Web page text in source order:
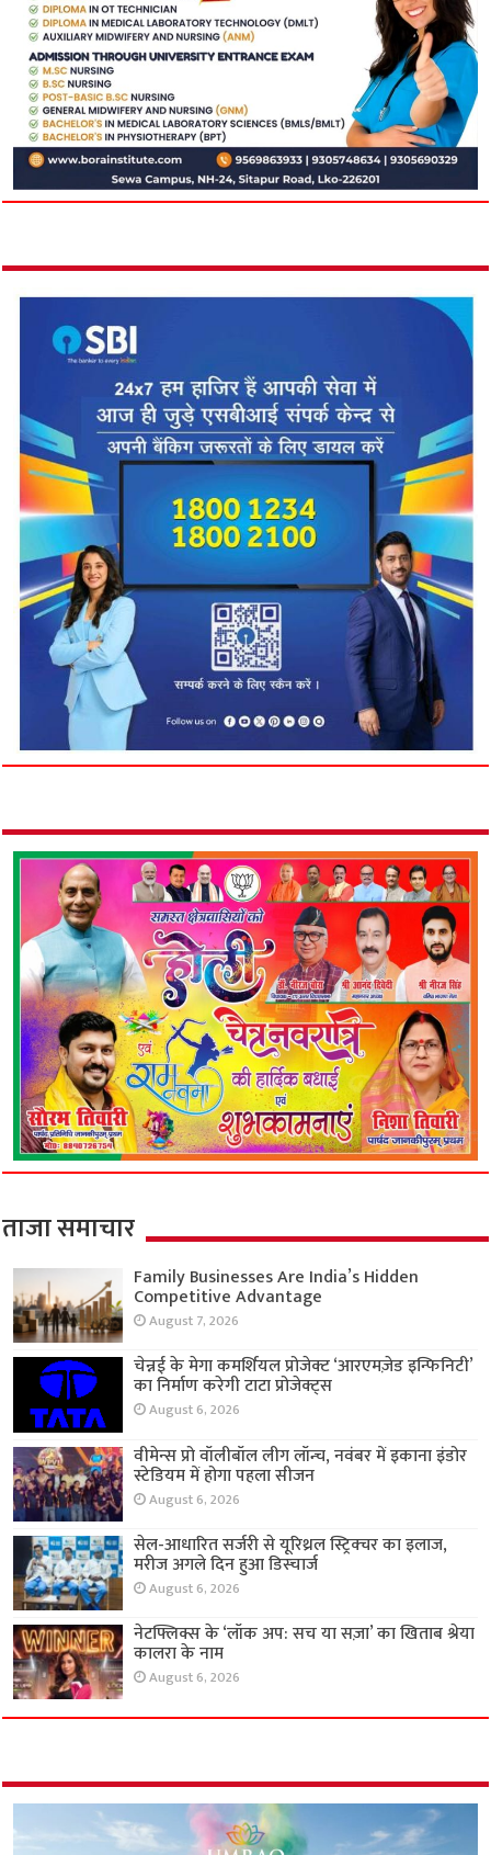
ताजा समाचार
Family Businesses Are India’s Hidden
Competitive Advantage
August 7, 2026
चेन्नई के मेगा कमर्शियल प्रोजेक्ट ‘आरएमज़ेड इन्फिनिटी’
का निर्माण करेगी टाटा प्रोजेक्ट्स
August 6, 2026
वीमेन्स प्रो वॉलीबॉल लीग लॉन्च, नवंबर में इकाना इंडोर
स्टेडियम में होगा पहला सीजन
August 6, 2026
सेल-आधारित सर्जरी से यूरिथ्रल स्ट्रिक्चर का इलाज,
मरीज अगले दिन हुआ डिस्चार्ज
August 6, 2026
नेटफ्लिक्स के ‘लॉक अप: सच या सज़ा’ का खिताब श्रेया
कालरा के नाम
August 6, 2026